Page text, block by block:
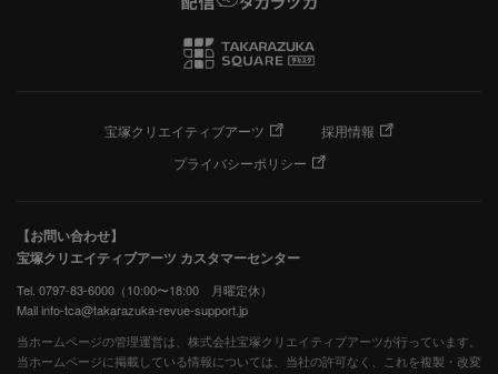
宝塚クリエイティブアーツ
採用情報
プライバシーポリシー
【お問い合わせ】
宝塚クリエイティブアーツ カスタマーセンター
Tel. 0797-83-6000（10:00〜18:00 月曜定休）
Mail info-tca@takarazuka-revue-support.jp
当ホームページの管理運営は、株式会社宝塚クリエイティブアーツが行っています。
当ホームページに掲載している情報については、当社の許可なく、これを複製・改変